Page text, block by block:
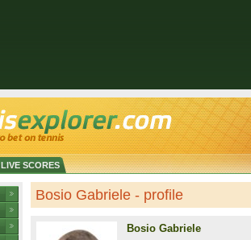
LIVE SCORES
Bosio Gabriele - profile
Bosio Gabriele